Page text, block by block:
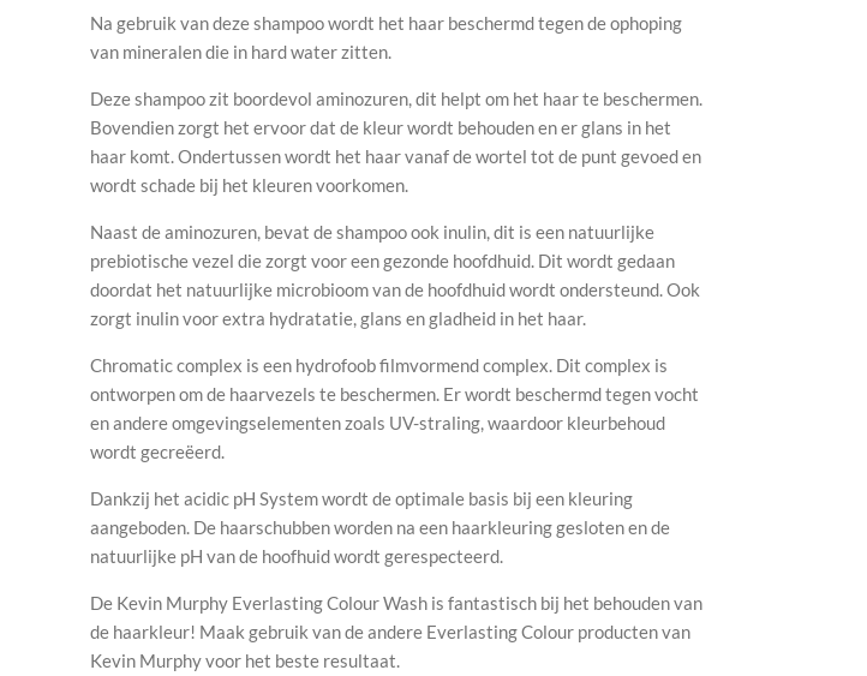
Na gebruik van deze shampoo wordt het haar beschermd tegen de ophoping
van mineralen die in hard water zitten.
Deze shampoo zit boordevol aminozuren, dit helpt om het haar te beschermen.
Bovendien zorgt het ervoor dat de kleur wordt behouden en er glans in het
haar komt. Ondertussen wordt het haar vanaf de wortel tot de punt gevoed en
wordt schade bij het kleuren voorkomen.
Naast de aminozuren, bevat de shampoo ook inulin, dit is een natuurlijke
prebiotische vezel die zorgt voor een gezonde hoofdhuid. Dit wordt gedaan
doordat het natuurlijke microbioom van de hoofdhuid wordt ondersteund. Ook
zorgt inulin voor extra hydratatie, glans en gladheid in het haar.
Chromatic complex is een hydrofoob filmvormend complex. Dit complex is
ontworpen om de haarvezels te beschermen. Er wordt beschermd tegen vocht
en andere omgevingselementen zoals UV-straling, waardoor kleurbehoud
wordt gecreëerd.
Dankzij het acidic pH System wordt de optimale basis bij een kleuring
aangeboden. De haarschubben worden na een haarkleuring gesloten en de
natuurlijke pH van de hoofhuid wordt gerespecteerd.
De Kevin Murphy Everlasting Colour Wash is fantastisch bij het behouden van
de haarkleur! Maak gebruik van de andere Everlasting Colour producten van
Kevin Murphyvoor het beste resultaat.